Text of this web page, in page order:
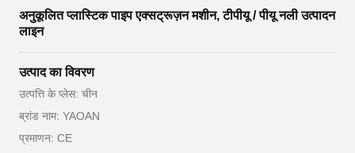
अनुकूलित प्लास्टिक पाइप एक्सट्रूज़न मशीन, टीपीयू / पीयू नली उत्पादन
लाइन
उत्पाद का विवरण
उत्पत्ति के प्लेस: चीन
ब्रांड नाम: YAOAN
प्रमाणन: CE